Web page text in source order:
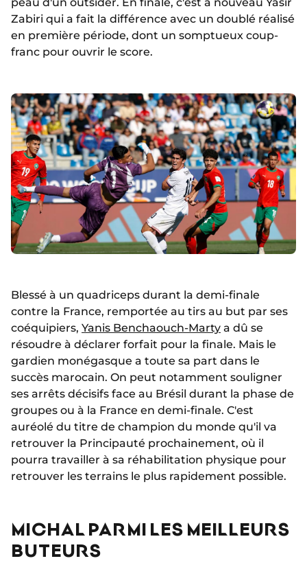
Zabiri qui a fait la différence avec un doublé réalisé
en première période, dont un somptueux coup-
franc pour ouvrir le score.
Blessé à un quadriceps durant la demi-finale
contre la France, remportée au tirs au but par ses
coéquipiers, Yanis Benchaouch-Marty a dû se
résoudre à déclarer forfait pour la finale. Mais le
gardien monégasque a toute sa part dans le
succès marocain. On peut notamment souligner
ses arrêts décisifs face au Brésil durant la phase de
groupes ou à la France en demi-finale. C'est
auréolé du titre de champion du monde qu'il va
retrouver la Principauté prochainement, où il
pourra travailler à sa réhabilitation physique pour
retrouver les terrains le plus rapidement possible.
MICHAL PARMI LES MEILLEURS
BUTEURS